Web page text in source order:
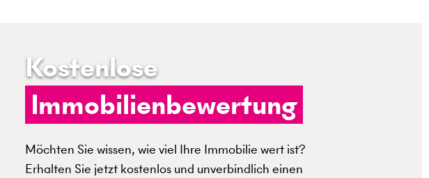
Kostenlose
Immobilienbewertung
Möchten Sie wissen, wie viel Ihre Immobilie wert ist?
Erhalten Sie jetzt kostenlos und unverbindlich einen